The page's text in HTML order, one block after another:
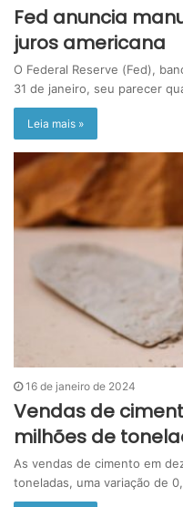
Fed anuncia
juros americana
O Federal Reserve (Fed),
31 de janeiro, seu parecer
Leia mais »
16 de janeiro de 2024
Vendas de
milhões de
As vendas de cimento em
toneladas, uma variação de